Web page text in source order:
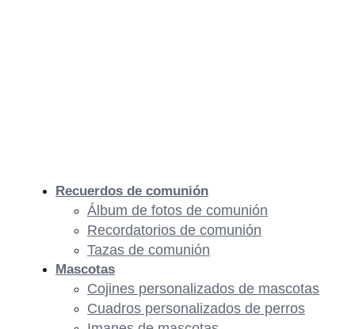
Recuerdos de comunión
Álbum de fotos de comunión
Recordatorios de comunión
Tazas de comunión
Mascotas
Cojines personalizados de mascotas
Cuadros personalizados de perros